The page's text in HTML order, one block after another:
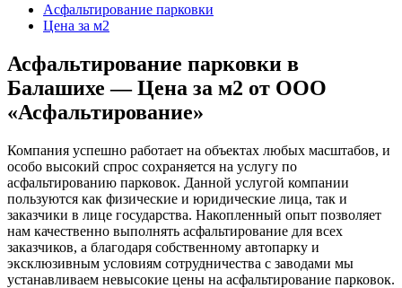
Асфальтирование парковки
Цена за м2
Асфальтирование парковки в
Балашихе — Цена за м2 от ООО
«Асфальтирование»
Компания успешно работает на объектах любых масштабов, и
особо высокий спрос сохраняется на услугу по
асфальтированию парковок. Данной услугой компании
пользуются как физические и юридические лица, так и
заказчики в лице государства. Накопленный опыт позволяет
нам качественно выполнять асфальтирование для всех
заказчиков, а благодаря собственному автопарку и
эксклюзивным условиям сотрудничества с заводами мы
устанавливаем невысокие цены на асфальтирование парковок.